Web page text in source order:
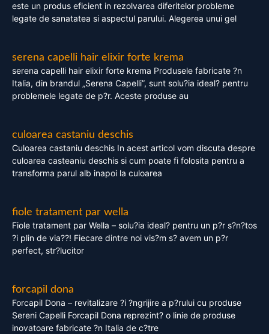
este un produs eficient in rezolvarea diferitelor probleme
legate de sanatatea si aspectul parului. Alegerea unui gel
serena capelli hair elixir forte krema
serena capelli hair elixir forte krema Produsele fabricate ?n
Italia, din brandul „Serena Capelli”, sunt solu?ia ideal? pentru
problemele legate de p?r. Aceste produse au
culoarea castaniu deschis
Culoarea castaniu deschis In acest articol vom discuta despre
culoarea casteaniu deschis si cum poate fi folosita pentru a
transforma parul alb inapoi la culoarea
fiole tratament par wella
Fiole tratament par Wella – solu?ia ideal? pentru un p?r s?n?tos
?i plin de via??! Fiecare dintre noi vis?m s? avem un p?r
perfect, str?lucitor
forcapil dona
Forcapil Dona – revitalizare ?i ?ngrijire a p?rului cu produse
Sereni Capelli Forcapil Dona reprezint? o linie de produse
inovatoare fabricate ?n Italia de c?tre